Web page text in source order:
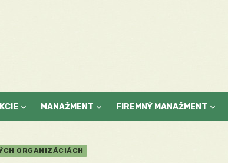
MANAŽMENT FIREMNÝ MANAŽMENT
ORGANIZÁCIÁCH